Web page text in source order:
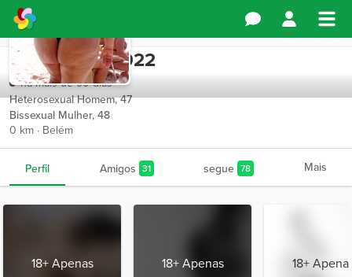
Paulosergio2022
há mais de 90 dias
Heterosexual Homem, 47
Bissexual Mulher, 48
0 km · Belém
Perfil Amigos 31 segue 78 Mais
18+ Apenas 18+ Apenas 18+